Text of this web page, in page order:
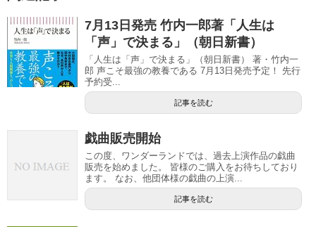
7月13日発売 竹内一郎著「人生は
「声」で決まる」（朝日新書）
「人生は「声」で決まる」（朝日新書） 著・竹内一
郎 声こそ最強の教養である 7月13日発売予定！ 先行
予約受...
記事を読む
戯曲販売開始
この度、ワンダーランドでは、過去上演作品の戯曲
販売を始めました。 皆様のご購入をお待ちしており
ます。 なお、他団体様の戯曲の上演...
記事を読む